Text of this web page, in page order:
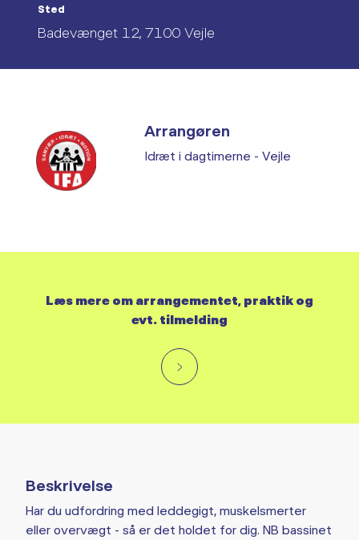
Sted
Badevænget 12, 7100 Vejle
Beskrivelse
Har du udfordring med leddegigt, muskelsmerter
eller overvægt - så er det holdet for dig. NB bassinet
Arrangøren
Idræt i dagtimerne - Vejle
Læs mere om arrangementet, praktik og
evt. tilmelding